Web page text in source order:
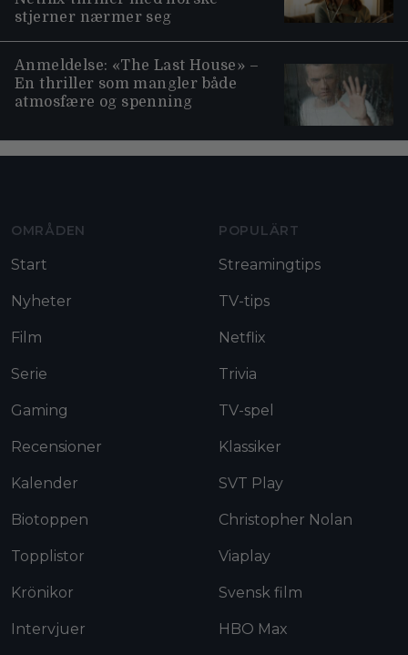
stjerner nærmer seg
Anmeldelse: «The Last House» –
En thriller som mangler både
atmosfære og spenning
OMRÅDEN
Start
Nyheter
Film
Serie
Gaming
Recensioner
Kalender
Biotoppen
Topplistor
Krönikor
Intervjuer
POPULÄRT
Streamingtips
TV-tips
Netflix
Trivia
TV-spel
Klassiker
SVT Play
Christopher Nolan
Viaplay
Svensk film
HBO Max